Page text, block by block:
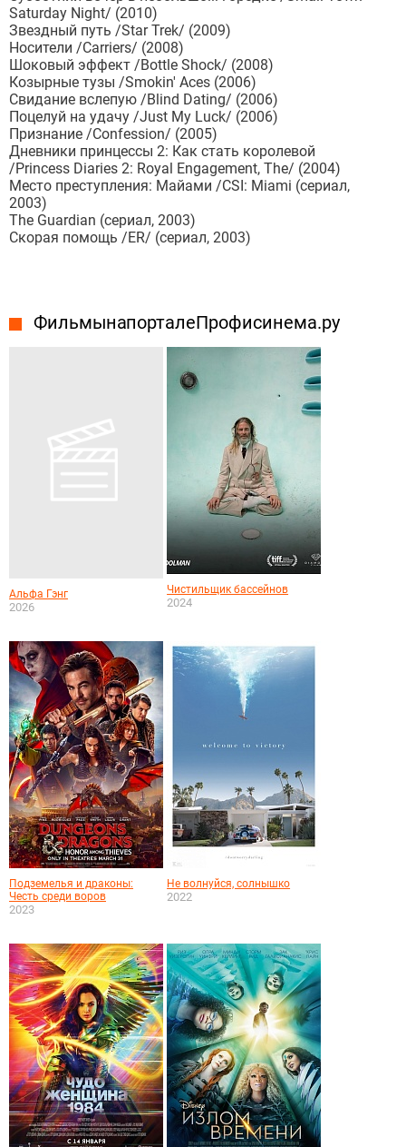
Saturday Night/ (2010)
Звездный путь /Star Trek/ (2009)
Носители /Carriers/ (2008)
Шоковый эффект /Bottle Shock/ (2008)
Козырные тузы /Smokin' Aces (2006)
Свидание вслепую /Blind Dating/ (2006)
Поцелуй на удачу /Just My Luck/ (2006)
Признание /Confession/ (2005)
Дневники принцессы 2: Как стать королевой
/Princess Diaries 2: Royal Engagement, The/ (2004)
Место преступления: Майами /CSI: Miami (сериал,
2003)
The Guardian (сериал, 2003)
Скорая помощь /ER/ (сериал, 2003)
Фильмы на портале Профисинема.ру
Альфа Гэнг
2026
Чистильщик бассейнов
2024
Подземелья и драконы:
Честь среди воров
2023
Не волнуйся, солнышко
2022